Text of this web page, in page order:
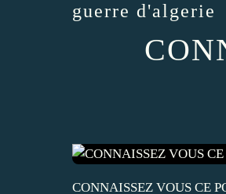
guerre d'algerie
CONNAISSEZ VOUS CE